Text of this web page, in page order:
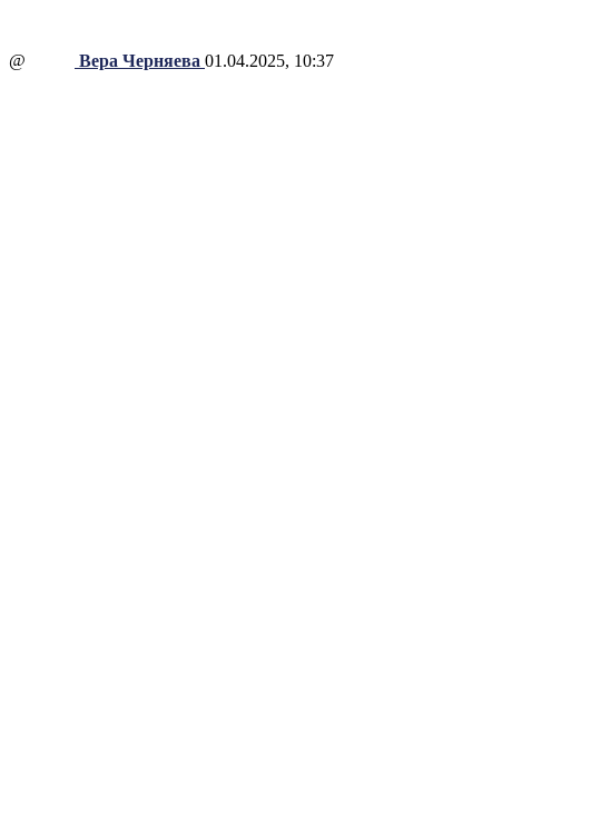
@ Вера Черняева 01.04.2025, 10:37